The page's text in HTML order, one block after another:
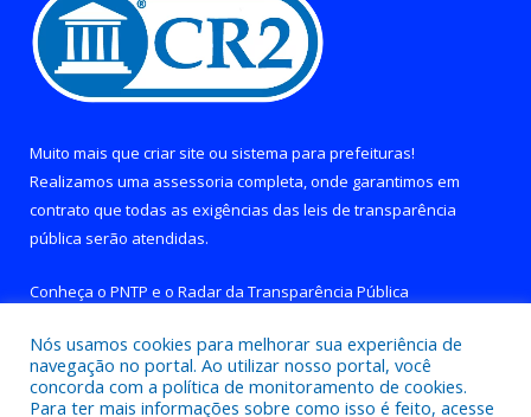
Muito mais que criar site ou sistema para prefeituras!
Realizamos uma assessoria completa, onde garantimos em
contrato que todas as exigências das leis de transparência
pública serão atendidas.
Conheça o PNTP e o Radar da Transparência Pública
Nós usamos cookies para melhorar sua experiência de
navegação no portal. Ao utilizar nosso portal, você
concorda com a política de monitoramento de cookies.
Para ter mais informações sobre como isso é feito, acesse